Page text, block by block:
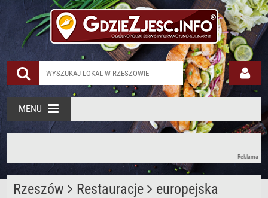
MENU
Reklama
Rzeszów Restauracje europejska